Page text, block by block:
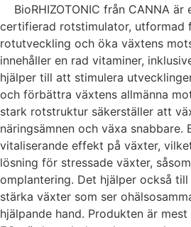
BioRHIZOTONIC från CANNA är
certifierad rotstimulator, utformad
rotutveckling och öka växtens
innehåller en rad vitaminer,
hjälper till att stimulera
och förbättra växtens allmänna
stark rotstruktur säkerställer att
näringsämnen och växa snabbare.
vitaliserande effekt på växter,
lösning för stressade växter,
omplantering. Det hjälper också
stärka växter som ser
hjälpande hand. Produkten är